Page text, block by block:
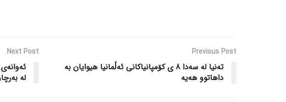
Previous Post
تەنیا لە سەدا 8 ی کۆمپانیاکانی ئەڵمانیا هیوایان بە
داهاتوو هەیە
Next Post
لە